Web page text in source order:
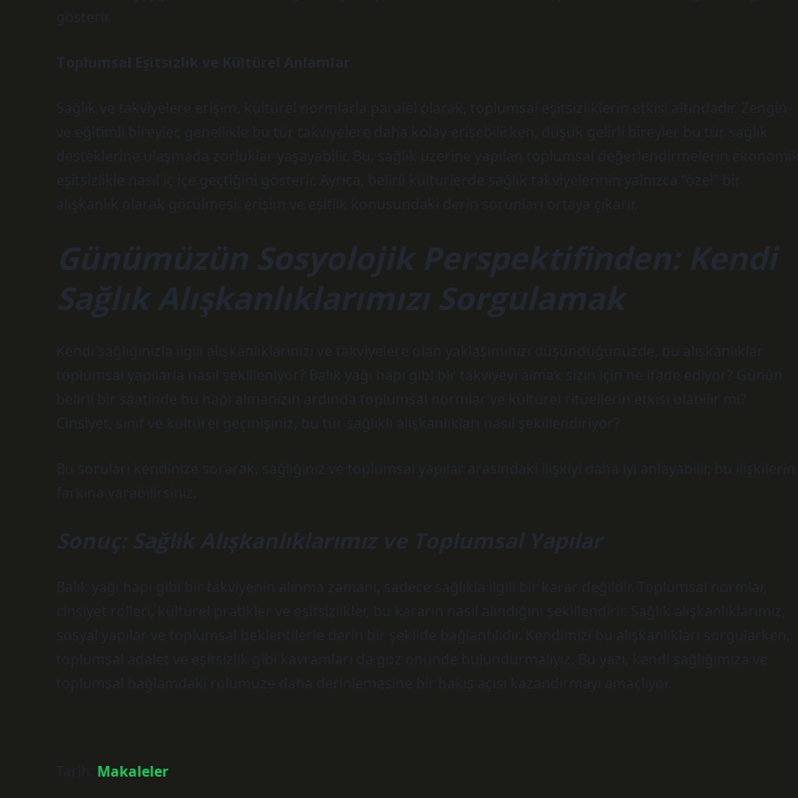
gösterir.
Toplumsal Eşitsizlik ve Kültürel Anlamlar
Sağlık ve takviyelere erişim, kültürel normlarla paralel olarak, toplumsal eşitsizliklerin etkisi altındadır. Zengin
ve eğitimli bireyler, genellikle bu tür takviyelere daha kolay erişebilirken, düşük gelirli bireyler bu tür sağlık
desteklerine ulaşmada zorluklar yaşayabilir. Bu, sağlık üzerine yapılan toplumsal değerlendirmelerin
eşitsizlikle nasıl iç içe geçtiğini gösterir. Ayrıca, belirli kültürlerde sağlık takviyelerinin yalnızca “özel” bir
alışkanlık olarak görülmesi, erişim ve eşitlik konusundaki derin sorunları ortaya çıkarır.
Günümüzün Sosyolojik Perspektifinden: Kendi
Sağlık Alışkanlıklarımızı Sorgulamak
Kendi sağlığınızla ilgili alışkanlıklarınızı ve takviyelere olan yaklaşımınızı düşündüğünüzde, bu alışkanlıklar
toplumsal yapılarla nasıl şekilleniyor? Balık yağı hapı gibi bir takviyeyi almak sizin için ne ifade ediyor? Günün
belirli bir saatinde bu hapı almanızın ardında toplumsal normlar ve kültürel ritüellerin etkisi olabilir mi?
Cinsiyet, sınıf ve kültürel geçmişiniz, bu tür sağlıklı alışkanlıkları nasıl şekillendiriyor?
Bu soruları kendinize sorarak, sağlığınız ve toplumsal yapılar arasındaki ilişkiyi daha iyi anlayabilir, bu ilişkilerin
farkına varabilirsiniz.
Sonuç: Sağlık Alışkanlıklarımız ve Toplumsal Yapılar
Balık yağı hapı gibi bir takviyenin alınma zamanı, sadece sağlıkla ilgili bir karar değildir. Toplumsal normlar,
cinsiyet rolleri, kültürel pratikler ve eşitsizlikler, bu kararın nasıl alındığını şekillendirir. Sağlık alışkanlıklarımız,
sosyal yapılar ve toplumsal beklentilerle derin bir şekilde bağlantılıdır. Kendimizi bu alışkanlıkları sorgularken,
toplumsal adalet ve eşitsizlik gibi kavramları da göz önünde bulundurmalıyız. Bu yazı, kendi sağlığımıza ve
toplumsal bağlamdaki rolümüze daha derinlemesine bir bakış açısı kazandırmayı amaçlıyor.
Tarih: Makaleler